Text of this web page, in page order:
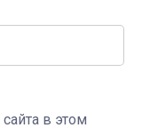
в этом